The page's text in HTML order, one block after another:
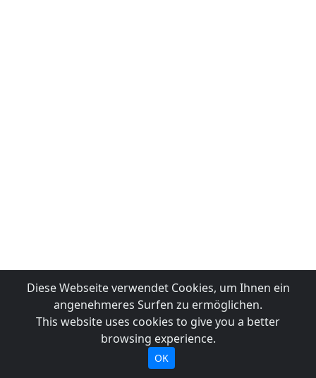
Diese Webseite verwendet Cookies, um Ihnen ein
angenehmeres Surfen zu ermöglichen.
This website uses cookies to give you a better
browsing experience.
OK